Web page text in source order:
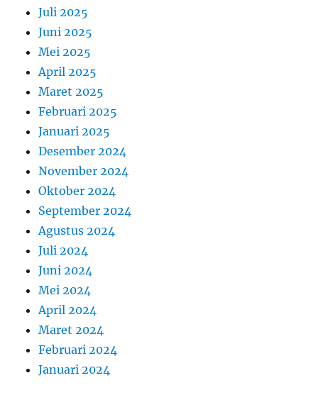
Juli 2025
Juni 2025
Mei 2025
April 2025
Maret 2025
Februari 2025
Januari 2025
Desember 2024
November 2024
Oktober 2024
September 2024
Agustus 2024
Juli 2024
Juni 2024
Mei 2024
April 2024
Maret 2024
Februari 2024
Januari 2024